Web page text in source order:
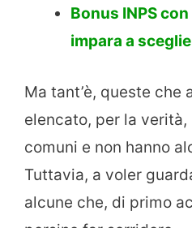
Bonus INPS
impara a
Ma tant’è, queste che
elencato, per la
comuni e non hanno
Tuttavia, a voler
alcune che, di primo